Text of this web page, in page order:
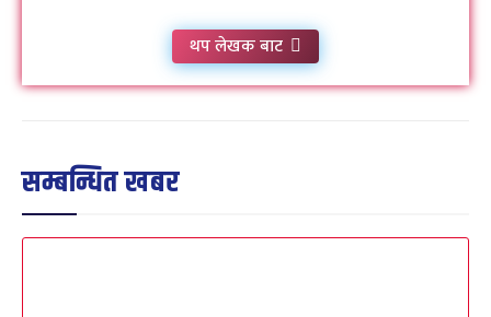
थप लेखक बाट
सम्बन्धित खबर